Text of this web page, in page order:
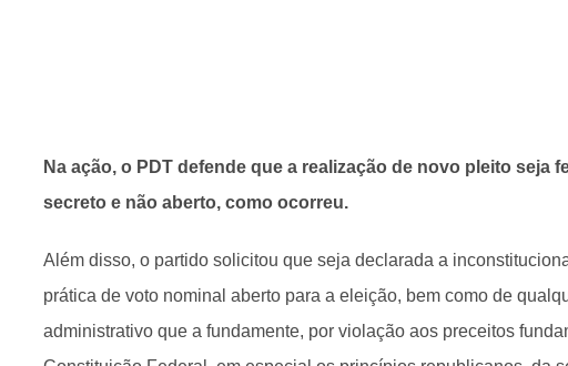
Na ação, o PDT defende que a realização de novo pleito seja
secreto e não aberto, como ocorreu.
Além disso, o partido solicitou que seja declarada a
prática de voto nominal aberto para a eleição, bem como de
administrativo que a fundamente, por violação aos preceitos